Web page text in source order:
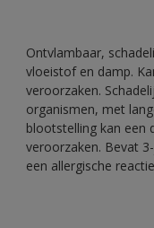
Ontvlambaar,
vloeistof en damp.
veroorzaken.
organismen, met
blootstelling kan een
veroorzaken. Bevat
een allergische